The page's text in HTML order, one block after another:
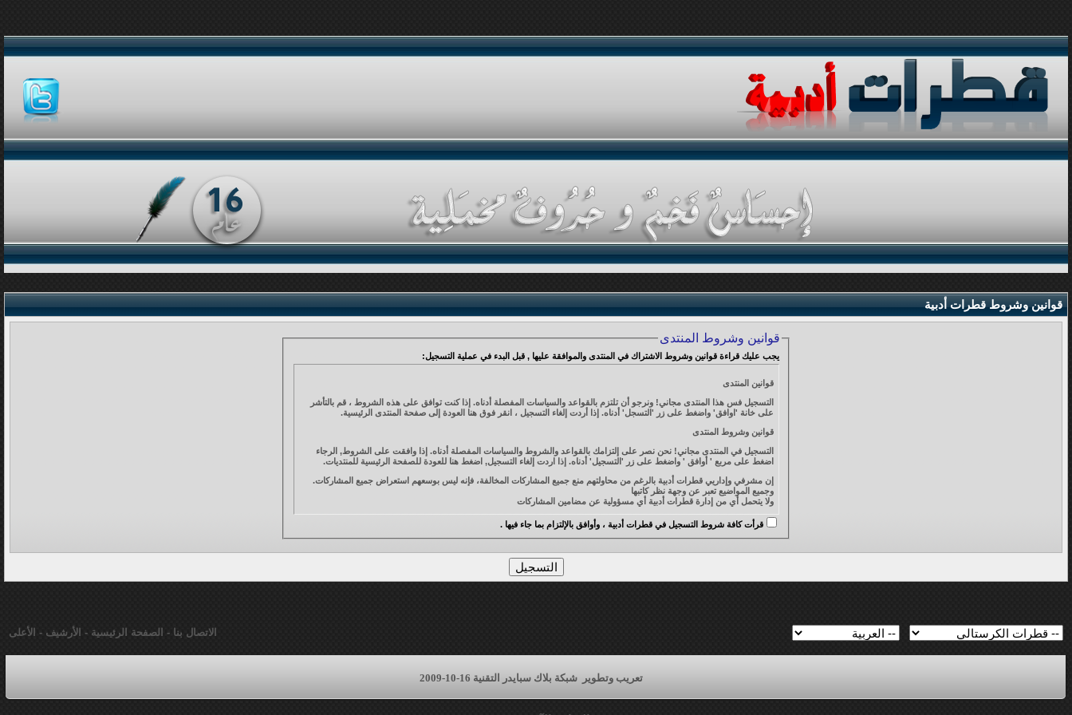
قوانين وشروط قطرات أدبية
قوانين وشروط المنتدى
يجب عليك قراءة قوانين وشروط الاشتراك في المنتدى والموافقة عليها , قبل البدء في عملية التسجيل:
قوانين المنتدى
التسجيل فس هذا المنتدى مجاني! ونرجو أن تلتزم بالقواعد والسياسات المفصلة أدناه. إذا كنت توافق على هذه الشروط ، قم بالتأشر
على خانة 'اوافق' واضغط على زر 'التسجل' أدناه. إذا أردت إلغاء التسجيل ، انقر فوق
هنا العودة إلى صفحة المنتدى الرئيسية.
قوانين وشروط المنتدى
التسجيل في المنتدى مجاني! نحن نصر على إلتزامك بالقواعد والشروط والسياسات المفصلة أدناه. إذا وافقت على الشروط, الرجاء
اضغط على مربع ' أوافق ' واضغط على زر 'التسجيل' أدناه. إذا اردت إلغاء التسجيل, اضغط هنا
للعودة للصفحة الرئيسية للمنتديات.
إن مشرفي وإداريي قطرات أدبية بالرغم من محاولتهم منع جميع المشاركات المخالفة، فإنه ليس بوسعهم استعراض جميع المشاركات.
وجميع المواضيع تعبر عن وجهة نظر كاتبها
ولا يتحمل أي من إدارة قطرات أدبية أي مسؤولية عن مضامين المشاركات
أو مسح، أو تعديل، أو إغلاق أي موضوع لأي سبب يرونه، وليسوا ملزمين بإعلانه
وتذكر قول الله تعالى ((ما يلفظ من قول إلا لديه رقيب عتيد))
قرأت كافة شروط التسجيل في قطرات أدبية ، وأوافق بالإلتزام بما جاء فيها .
الاتصال بنا - الصفحة الرئيسية - الأرشيف - الأعلى
تعريب وتطوير شبكة بلاك سبايدر التقنية 16-10-2009